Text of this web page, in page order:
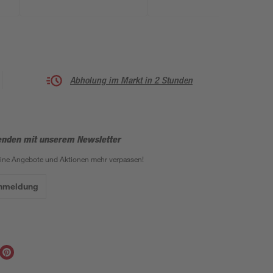
Abholung im Markt in 2 Stunden
mit unserem Newsletter
Angebote und Aktionen mehr verpassen!